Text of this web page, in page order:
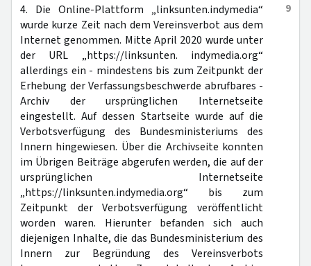
9
4. Die Online-Plattform „linksunten.indymedia“
wurde kurze Zeit nach dem Vereinsverbot aus dem
Internet genommen. Mitte April 2020 wurde unter
der URL „https://linksunten. indymedia.org“
allerdings ein - mindestens bis zum Zeitpunkt der
Erhebung der Verfassungsbeschwerde abrufbares -
Archiv der ursprünglichen Internetseite
eingestellt. Auf dessen Startseite wurde auf die
Verbotsverfügung des Bundesministeriums des
Innern hingewiesen. Über die Archivseite konnten
im Übrigen Beiträge abgerufen werden, die auf der
ursprünglichen Internetseite
„https://linksunten.indymedia.org“ bis zum
Zeitpunkt der Verbotsverfügung veröffentlicht
worden waren. Hierunter befanden sich auch
diejenigen Inhalte, die das Bundesministerium des
Innern zur Begründung des Vereinsverbots